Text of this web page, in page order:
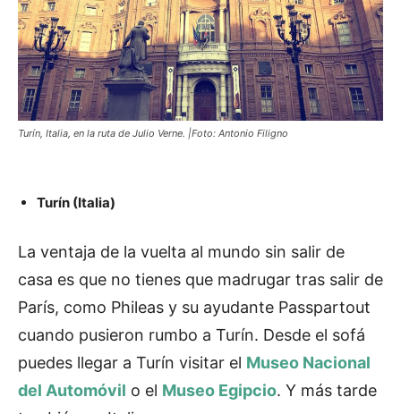
Turín, Italia, en la ruta de Julio Verne. |Foto: Antonio Filigno
Turín (Italia)
La ventaja de la vuelta al mundo sin salir de
casa es que no tienes que madrugar tras salir de
París, como Phileas y su ayudante Passpartout
cuando pusieron rumbo a Turín. Desde el sofá
puedes llegar a Turín visitar el Museo Nacional
del Automóvil o el Museo Egipcio. Y más tarde